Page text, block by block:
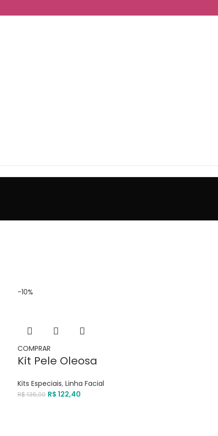
-10%
COMPRAR
Kit Pele Oleosa
Kits Especiais,Linha Facial
R$136,00 R$ 122,40